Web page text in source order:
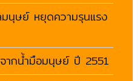
มนุษย์ หยุดความรุนแรง
ากน้ำมือมนุษย์ ปี 2551